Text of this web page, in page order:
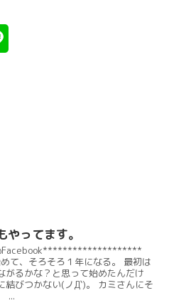
ってます。
て、そろそろ１年になる。 最初は
がるかな？と思って始めたんだけ
結びつかない(ノД`)。 カミさんにそ
...